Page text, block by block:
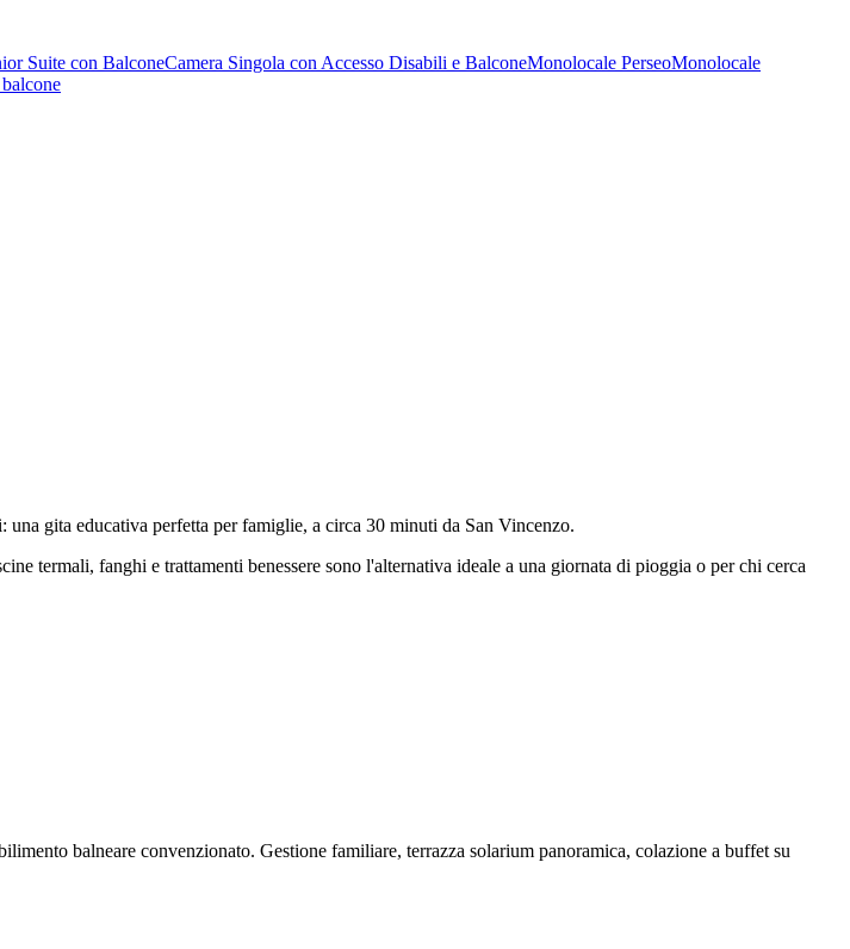
Suite con BalconeCamera Singola con Accesso Disabili e BalconeMonolocale PerseoMonolocale
gita educativa perfetta per famiglie, a circa 30 minuti da San Vincenzo.
termali, fanghi e trattamenti benessere sono l'alternativa ideale a una giornata di pioggia o per chi cerca
balneare convenzionato. Gestione familiare, terrazza solarium panoramica, colazione a buffet su